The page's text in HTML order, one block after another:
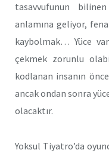
tasavvufunun
anlamına geliyor,
kaybolmak… Yüce
çekmek zorunlu
kodlanan insanın
ancak ondan sonra
olacaktır.
Yoksul Tiyatro’da